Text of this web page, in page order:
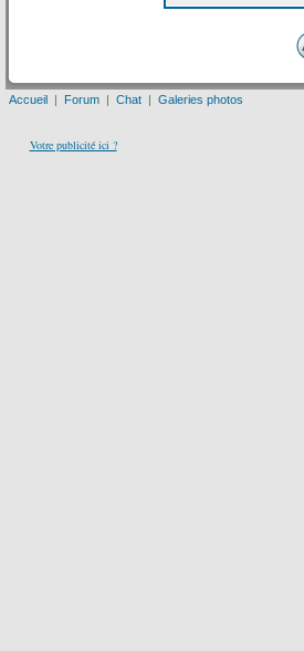
Accueil | Forum | Chat | Galeries photos
Votre publicité ici ?